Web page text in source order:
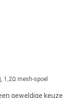
1,2Ω mesh-spoel
geweldige keuze